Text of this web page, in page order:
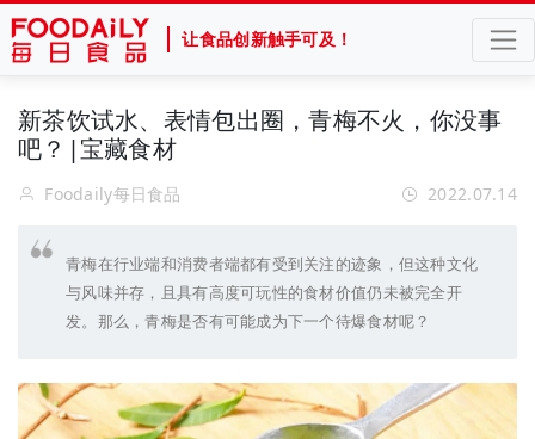
让食品创新触手可及！
新茶饮试水、表情包出圈，青梅不火，你没事
吧？|宝藏食材
Foodaily每日食品 2022.07.14
青梅在行业端和消费者端都有受到关注的迹象，但这种文化
与风味并存，且具有高度可玩性的食材价值仍未被完全开
发。那么，青梅是否有可能成为下一个待爆食材呢？